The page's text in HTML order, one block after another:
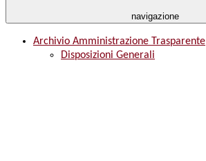
navigazione
Archivio Amministrazione Trasparente
Disposizioni Generali